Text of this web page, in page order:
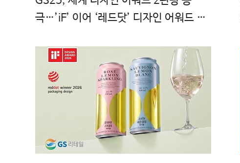
극…’iF’ 이어 ‘레드닷’ 디자인 어워드 수